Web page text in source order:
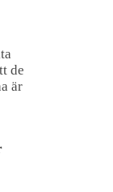
de
är